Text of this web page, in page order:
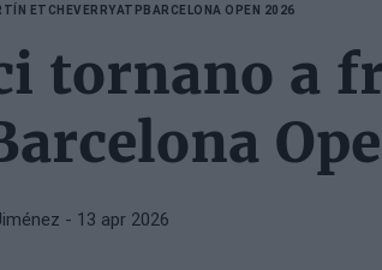
ETCHEVERRYATPBARCELONA OPEN 2026
tornano a
- 13 apr 2026